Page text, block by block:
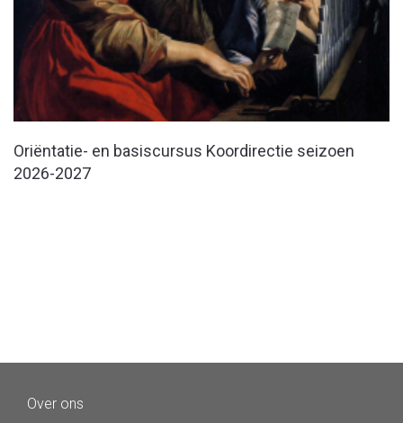
Oriëntatie- en basiscursus Koordirectie seizoen
2026-2027
Over ons